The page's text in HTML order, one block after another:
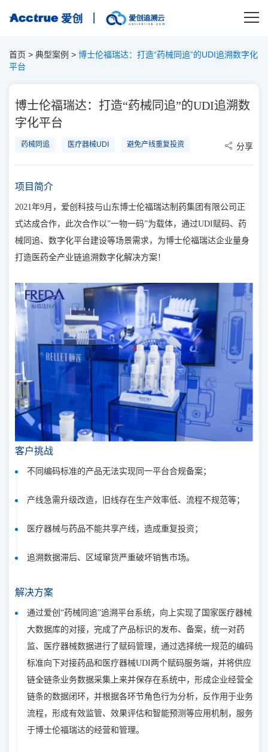
首页 > 典型案例 > 博士伦福瑞达：打造“药械同追”的UDI追溯数字化
平台
博士伦福瑞达：打造“药械同追”的UDI追溯数
字化平台
药械同追 医疗器械UDI 避免产线重复投资 分享
项目简介
2021年9月，爱创科技与山东博士伦福瑞达制药集团有限公司正
式达成合作，此次合作以”一物一码”为载体，通过UDI赋码、药
械同追、数字化平台建设等场景需求，为博士伦福瑞达企业量身
打造医药全产业链追溯数字化解决方案！
客户挑战
不同编码标准的产品无法实现同一平台合规备案；
产线急需升级改造，旧线存在生产效率低、流程不规范等；
医疗器械与药品不能共享产线，造成重复投资；
追溯数据滞后、区域窜货严重破坏销售市场。
解决方案
通过爱创“药械同追”追溯平台系统，向上实现了国家医疗器械
大数据库的对接，完成了产品标识的发布、备案，统一对药
监、医疗器械数据进行了赋码管理，通过选择统一规范的编码
标准向下对接药品和医疗器械UDI两个赋码服务端，并将供应
链全链条业务数据采集上来并保存在系统中，形成企业经营全
链条的数据闭环，并根据各环节角色行为分析，反作用于业务
流程，形成有效监管、效果评估和智能预测等应用机制，服务
于博士伦福瑞达的经营和管理。